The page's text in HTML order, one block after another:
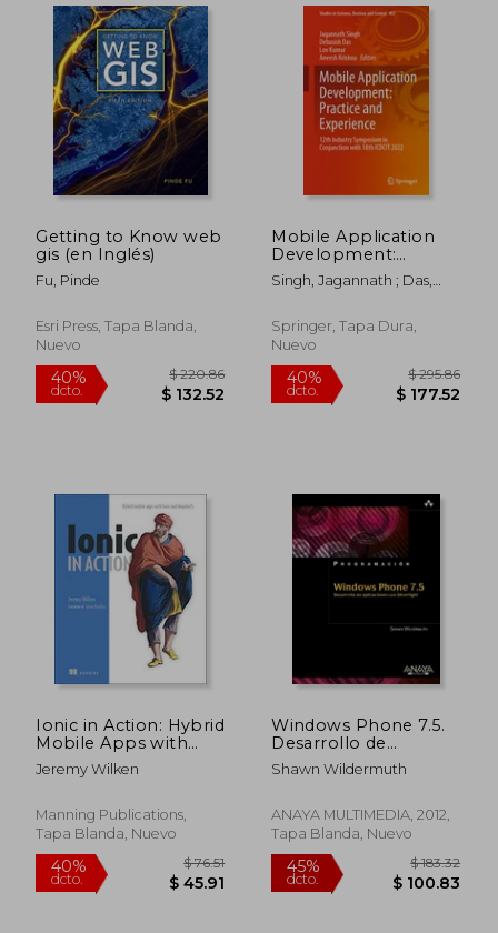
40%
dcto.
$ 358.97
$ 215.38
40%
dcto.
dcto. $ 33.00
45%
dcto.
Getting to Know web
gis (en Inglés)
Fu, Pinde
Esri Press, Tapa Blanda,
Nuevo
Mobile Application
Development:
Practice and
Experience: 12th
in Conjunction with
18th Icdcit 2022 (en
Singh, Jagannath ; Das,
Springer, Tapa Dura,
Nuevo
Ionic in Action: Hybrid
Mobile Apps with
Ionic and AngularJS
Jeremy Wilken
Manning Publications,
Tapa Blanda, Nuevo
Windows Phone 7.5.
Desarrollo de
aplicaciones con
Silverlight
Shawn Wildermuth
ANAYA MULTIMEDIA, 2012,
Tapa Blanda, Nuevo